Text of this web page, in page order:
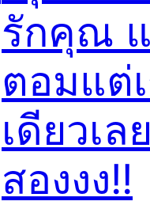
รักคุณ
ตอมแต่
เดียวเล
สองงง!!